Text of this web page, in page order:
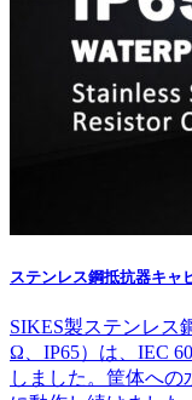
ステンレス鋼抵抗器キャ
SIKES製ステンレス
Ω、IP65）は、IEC
しました。筐体へ